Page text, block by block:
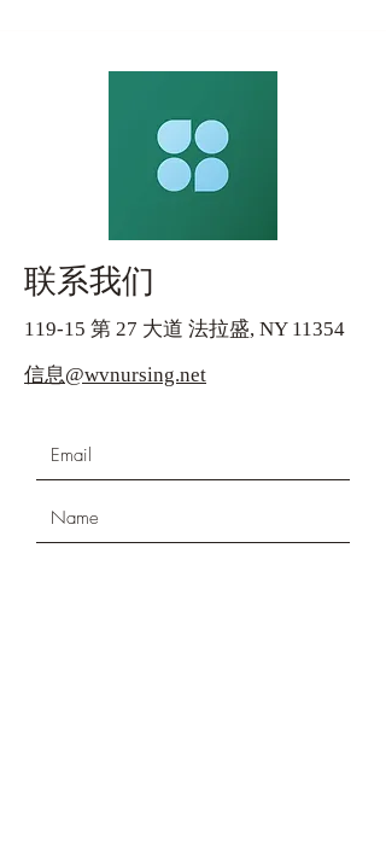
联系我们
119-15 第 27 大道 法拉盛, NY 11354
信息@wvnursing.net